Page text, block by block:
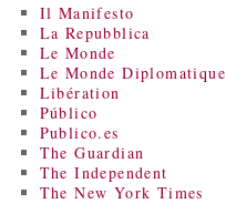
Il Manifesto
La Repubblica
Le Monde
Le Monde Diplomatique
Libération
Público
Publico.es
The Guardian
The Independent
The New York Times